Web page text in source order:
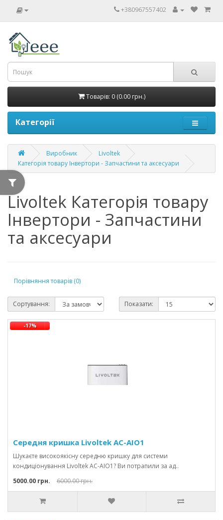
+380967557402
Товарів: 0 (0.00 грн.)
Категорії
Виробник
Livoltek
Категорія товару Інвертори - Запчастини та аксесуари
Livoltek Категорія товару
Інвертори - Запчастини
та аксесуари
Порівняння товарів (0)
Сортування: Показати:
Середня кришка Livoltek AC-AIO1
Шукаєте високоякісну середню кришку для системи
кондиціонування Livoltek AC-AIO1? Ви потрапили за ад..
-17%
5000.00 грн. 6000.00 грн.